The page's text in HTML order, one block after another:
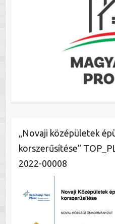
„Novaji középületek
korszerűsítése”
2022-00008